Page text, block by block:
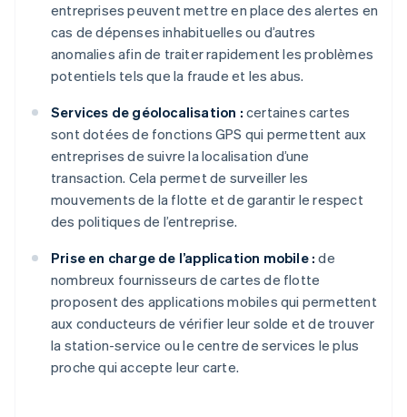
entreprises peuvent mettre en place des alertes en
cas de dépenses inhabituelles ou d’autres
anomalies afin de traiter rapidement les problèmes
potentiels tels que la fraude et les abus.
Services de géolocalisation : certaines cartes
sont dotées de fonctions GPS qui permettent aux
entreprises de suivre la localisation d’une
transaction. Cela permet de surveiller les
mouvements de la flotte et de garantir le respect
des politiques de l’entreprise.
Prise en charge de l’application mobile : de
nombreux fournisseurs de cartes de flotte
proposent des applications mobiles qui permettent
aux conducteurs de vérifier leur solde et de trouver
la station-service ou le centre de services le plus
proche qui accepte leur carte.